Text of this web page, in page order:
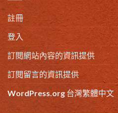
註冊
登入
訂閱網站內容的資訊提供
訂閱留言的資訊提供
WordPress.org 台灣繁體中文